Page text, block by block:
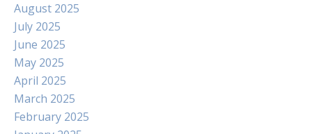
August 2025
July 2025
June 2025
May 2025
April 2025
March 2025
February 2025